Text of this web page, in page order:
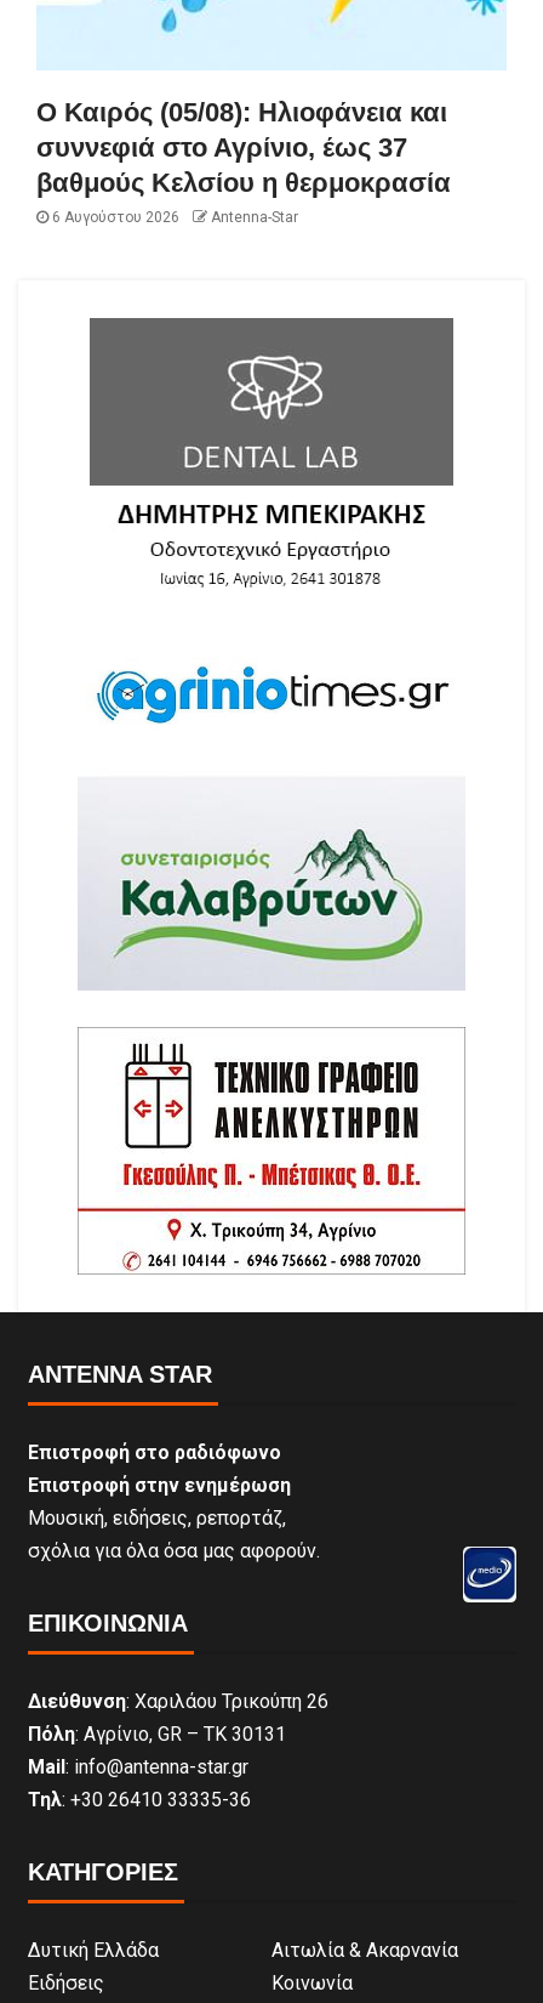
Ο Καιρός (05/08): Ηλιοφάνεια και
συννεφιά στο Αγρίνιο, έως 37
βαθμούς Κελσίου η θερμοκρασία
6 Αυγούστου 2026 Antenna-Star
ANTENNA STAR
Επιστροφή στο ραδιόφωνο
Επιστροφή στην ενημέρωση
Μουσική, ειδήσεις, ρεπορτάζ,
σχόλια για όλα όσα μας αφορούν.
ΕΠΙΚΟΙΝΩΝΊΑ
Διεύθυνση: Χαριλάου Τρικούπη 26
Πόλη: Αγρίνιο, GR – ΤΚ 30131
Mail: info@antenna-star.gr
Τηλ: +30 26410 33335-36
ΚΑΤΗΓΟΡΙΕΣ
Δυτική Ελλάδα
Αιτωλία & Ακαρνανία
Ειδήσεις
Κοινωνία